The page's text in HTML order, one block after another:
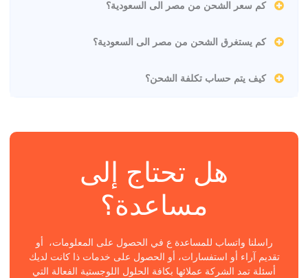
كم سعر الشحن من مصر الى السعودية؟
كم يستغرق الشحن من مصر الى السعودية؟
كيف يتم حساب تكلفة الشحن؟
هل تحتاج إلى
مساعدة؟
راسلنا واتساب للمساعدة ع في الحصول على المعلومات، أو
تقديم آراء أو استفسارات، أو الحصول على خدمات ذا كانت لديك
أسئلة تمد الشركة عملائها بكافة الحلول اللوجستية الفعالة التي